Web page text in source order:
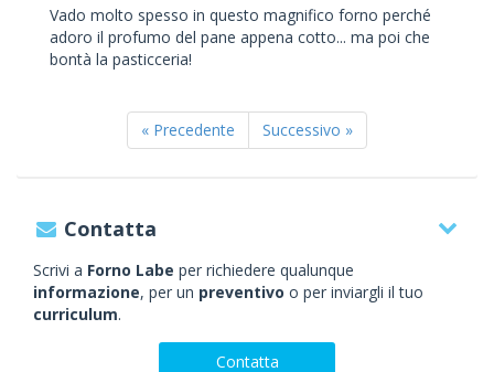
Vado molto spesso in questo magnifico forno perché
adoro il profumo del pane appena cotto... ma poi che
bontà la pasticceria!
« Precedente Successivo »
Contatta
Scrivi a Forno Labe per richiedere qualunque
informazione, per un preventivo o per inviargli il tuo
curriculum.
Contatta